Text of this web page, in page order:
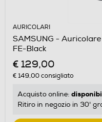
AURICOLARI
SAMSUNG -
FE-Black
€ 129,00
€ 149,00consigliato
Acquisto online:
Ritiro in negozio in 30'